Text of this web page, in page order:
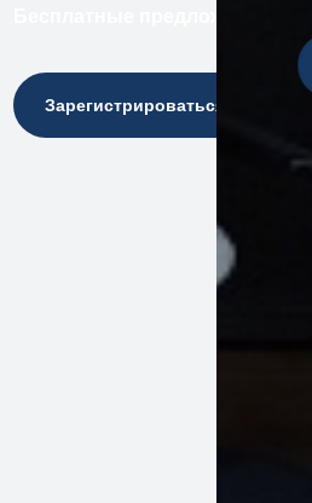
Зарегистрироваться